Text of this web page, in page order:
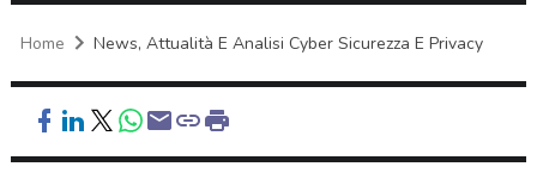
Home News, Attualità E Analisi Cyber Sicurezza E Privacy